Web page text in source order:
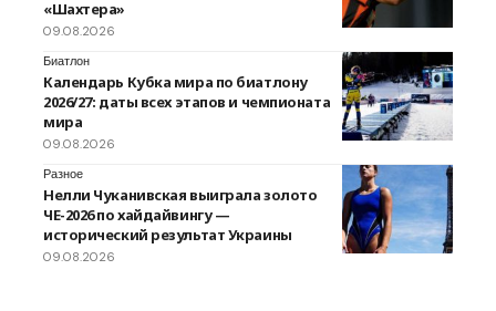
«Шахтера»
09.08.2026
Биатлон
Календарь Кубка мира по биатлону
2026/27: даты всех этапов и чемпионата
мира
09.08.2026
Разное
Нелли Чуканивская выиграла золото
ЧЕ-2026 по хайдайвингу —
исторический результат Украины
09.08.2026